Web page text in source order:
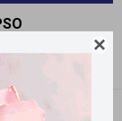

Recomendados